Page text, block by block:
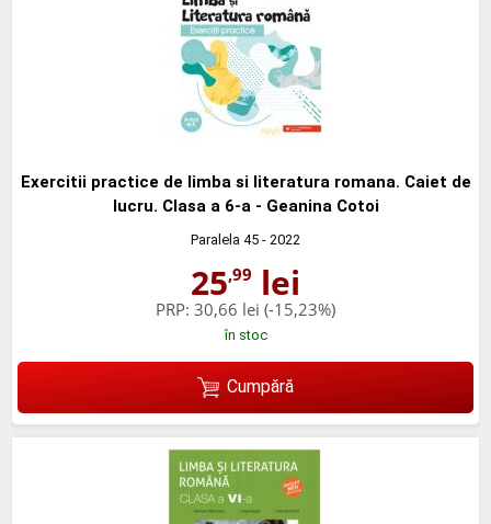
Exercitii practice de limba si literatura romana. Caiet de
lucru. Clasa a 6-a - Geanina Cotoi
Paralela 45 - 2022
25,99 lei
PRP: 30,66 lei (-15,23%)
în stoc
Cumpără